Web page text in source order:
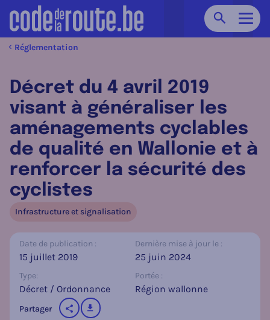
Chercher
Réglementation
Décret du 4 avril 2019
visant à généraliser les
aménagements cyclables
de qualité en Wallonie et à
renforcer la sécurité des
cyclistes
Infrastructure et signalisation
Date de publication :
15 juillet 2019
Dernière mise à jour le :
25 juin 2024
Type:
Décret / Ordonnance
Portée :
Région wallonne
Partager télécharger